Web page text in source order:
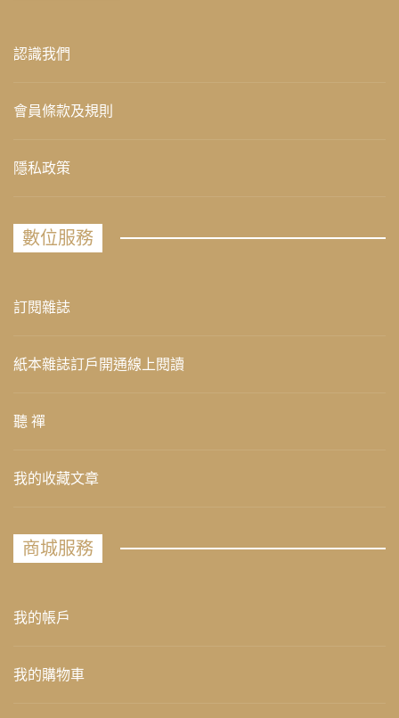
認識我們
會員條款及規則
隱私政策
數位服務
訂閱雜誌
紙本雜誌訂戶開通線上閱讀
聽 禪
我的收藏文章
商城服務
我的帳戶
我的購物車